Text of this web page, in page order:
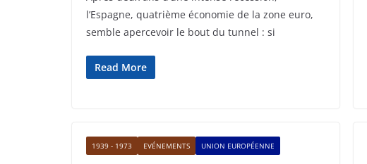
l’Espagne, quatrième économie de la zone euro,
semble apercevoir le bout du tunnel : si
Read More
1939 - 1973 EVÉNEMENTS UNION EUROPÉENNE